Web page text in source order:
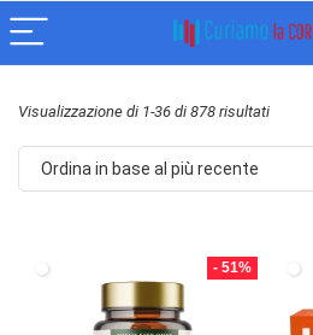
Visualizzazione di 1-36 di 878 risultatiOrdina
in
recente
Ordina in base al più recente
- 51%